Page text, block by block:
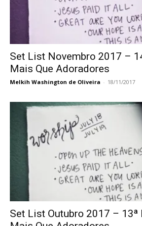
Set List Novembro 2017 –
Mais Que Adoradores
Melkih Washington de Oliveira - 18/11/2017
Set List Outubro 2017 – 13ª